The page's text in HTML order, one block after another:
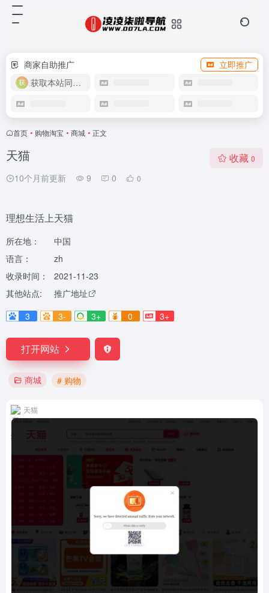
商家自助推广
立即推广
获取本站同款主题
首页 • 购物淘宝 • 商城 • 正文
天猫
10个月前更新 9 0 0
收藏 0
理想生活上天猫
所在地：
中国
语言：
zh
收录时间：
2021-11-23
其他站点:
推广地址
3
3- 3+ 0 3+
打开网站
商城 # 购物
天猫